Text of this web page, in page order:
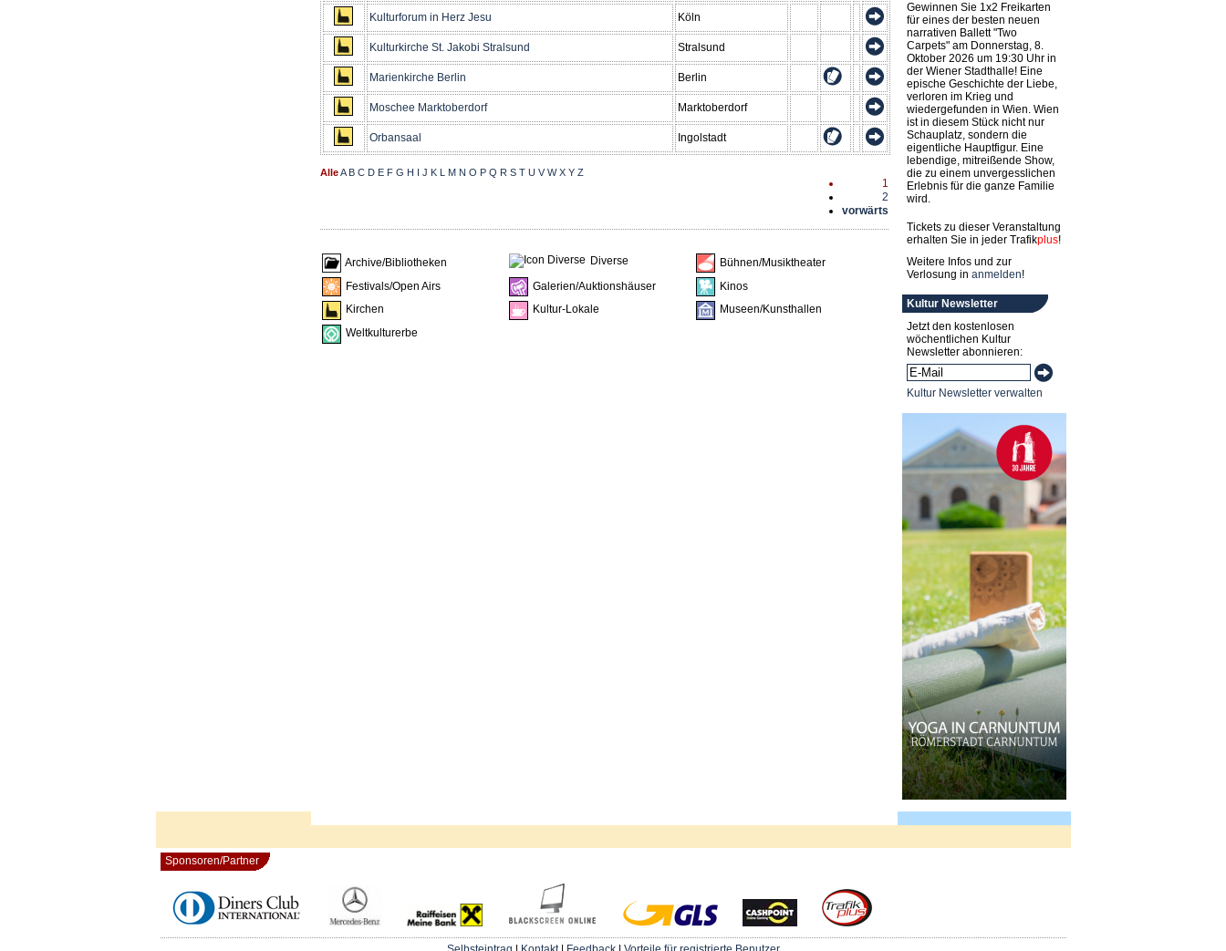
Kulturforum in Herz Jesu Köln
Kulturkirche St. Jakobi Stralsund Stralsund
Marienkirche Berlin Berlin
Moschee Marktoberdorf Marktoberdorf
Orbansaal Ingolstadt
Alle A B C D E F G H I J K L M N O P Q R S T U V W X Y Z
1
2
vorwärts
Archive/Bibliotheken Diverse
Bühnen/Musiktheater
Festivals/Open Airs
Galerien/Auktionshäuser
Kinos
Kirchen
Kultur-Lokale
Museen/Kunsthallen
Weltkulturerbe
Gewinnen Sie 1x2 Freikarten
für eines der besten neuen
narrativen Ballett "Two
Carpets" am Donnerstag, 8.
Oktober 2026 um 19:30 Uhr in
der Wiener Stadthalle! Eine
epische Geschichte der Liebe,
verloren im Krieg und
wiedergefunden in Wien. Wien
ist in diesem Stück nicht nur
Schauplatz, sondern die
eigentliche Hauptfigur. Eine
lebendige, mitreißende Show,
die zu einem unvergesslichen
Erlebnis für die ganze Familie
wird.
Tickets zu dieser Veranstaltung
erhalten Sie in jeder Trafikplus!
Weitere Infos und zur
Verlosung in anmelden!
Kultur Newsletter
Jetzt den kostenlosen
wöchentlichen Kultur
Newsletter abonnieren:
Kultur Newsletter verwalten
Sponsoren/Partner